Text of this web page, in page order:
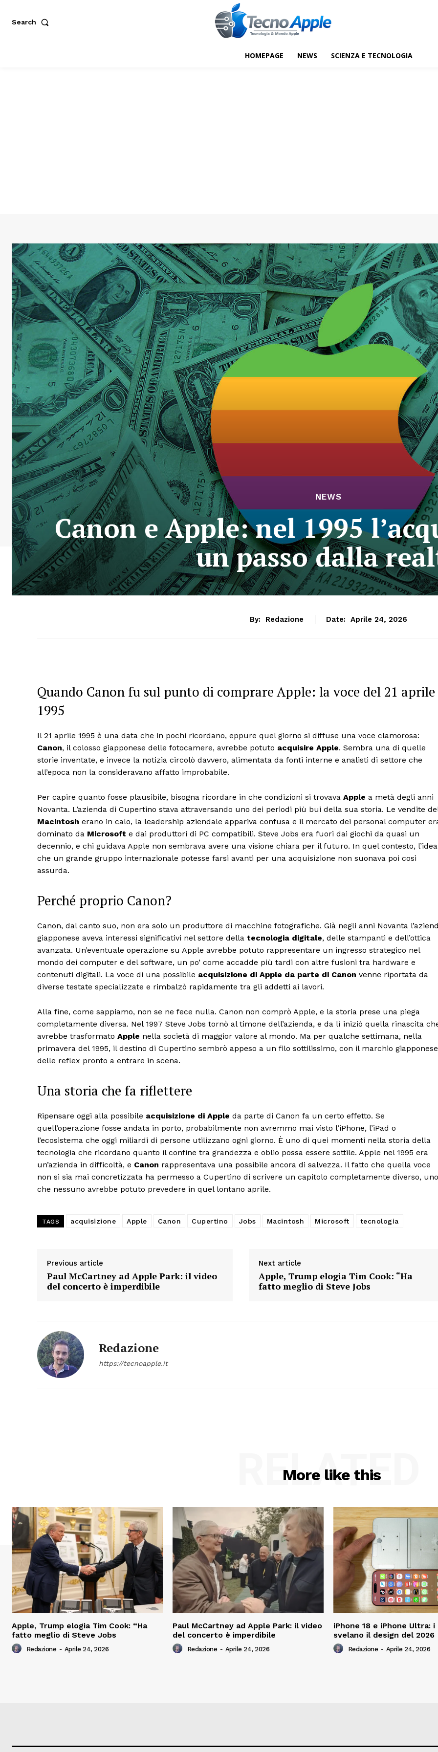
Search
HOMEPAGE NEWS SCIENZA E TECNOLOGIA
NEWS
Canon e Apple: nel 1995
un passo dalla
By: Redazione Date: Aprile 24, 2026
Quando Canon fu sul punto di comprare Apple: la voce del 21 aprile
1995
Il 21 aprile 1995 è una data che in pochi ricordano, eppure quel giorno si diffuse una voce clamorosa:
Canon, il colosso giapponese delle fotocamere, avrebbe potuto acquisire Apple. Sembra una di quelle
storie inventate, e invece la notizia circolò davvero, alimentata da fonti interne e analisti di settore che
all’epoca non la consideravano affatto improbabile.
Per capire quanto fosse plausibile, bisogna ricordare in che condizioni si trovava Apple a metà degli anni
Novanta. L’azienda di Cupertino stava attraversando uno dei periodi più bui della sua storia. Le vendite
Macintosh erano in calo, la leadership aziendale appariva confusa e il mercato dei personal computer
dominato da Microsoft e dai produttori di PC compatibili. Steve Jobs era fuori dai giochi da quasi un
decennio, e chi guidava Apple non sembrava avere una visione chiara per il futuro. In quel contesto, l’idea
che un grande gruppo internazionale potesse farsi avanti per una acquisizione non suonava poi così
assurda.
Perché proprio Canon?
Canon, dal canto suo, non era solo un produttore di macchine fotografiche. Già negli anni Novanta
giapponese aveva interessi significativi nel settore della tecnologia digitale, delle stampanti e dell’ottica
avanzata. Un’eventuale operazione su Apple avrebbe potuto rappresentare un ingresso strategico nel
mondo dei computer e del software, un po’ come accadde più tardi con altre fusioni tra hardware e
contenuti digitali. La voce di una possibile acquisizione di Apple da parte di Canon venne riportata da
diverse testate specializzate e rimbalzò rapidamente tra gli addetti ai lavori.
Alla fine, come sappiamo, non se ne fece nulla. Canon non comprò Apple, e la storia prese una piega
completamente diversa. Nel 1997 Steve Jobs tornò al timone dell’azienda, e da lì iniziò quella rinascita
avrebbe trasformato Apple nella società di maggior valore al mondo. Ma per qualche settimana, nella
primavera del 1995, il destino di Cupertino sembrò appeso a un filo sottilissimo, con il marchio giapponese
delle reflex pronto a entrare in scena.
Una storia che fa riflettere
Ripensare oggi alla possibile acquisizione di Apple da parte di Canon fa un certo effetto. Se
quell’operazione fosse andata in porto, probabilmente non avremmo mai visto l’iPhone, l’iPad o
l’ecosistema che oggi miliardi di persone utilizzano ogni giorno. È uno di quei momenti nella storia della
tecnologia che ricordano quanto il confine tra grandezza e oblio possa essere sottile. Apple nel 1995 era
un’azienda in difficoltà, e Canon rappresentava una possibile ancora di salvezza. Il fatto che quella voce
non si sia mai concretizzata ha permesso a Cupertino di scrivere un capitolo completamente diverso, uno
che nessuno avrebbe potuto prevedere in quel lontano aprile.
TAGS acquisizione Apple Canon Cupertino Jobs Macintosh Microsoft tecnologia
Previous article
Paul McCartney ad Apple Park: il video
del concerto è imperdibile
Next article
Apple, Trump elogia Tim Cook: “Ha
fatto meglio di Steve Jobs
Redazione
https://tecnoapple.it
More like this
RELATED
Apple, Trump elogia Tim Cook: “Ha
fatto meglio di Steve Jobs
Redazione - Aprile 24, 2026
Paul McCartney ad Apple Park: il video
del concerto è imperdibile
Redazione - Aprile 24, 2026
iPhone 18 e iPhone Ultra:
svelano il design del 2026
Redazione - Aprile 24, 2026